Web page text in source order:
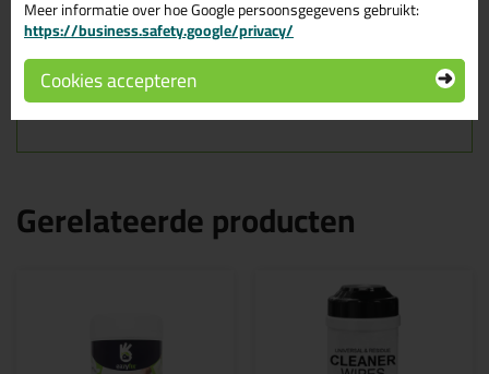
Tips & tricks voor EAZYFIX
Reinigingsdoekjes | 2 stuks
In de volgende blogs wordt dit product gebruikt:
Houtrot repareren? Makkelijk en snel in 4 stappen!
Gerelateerde producten
Meer informatie over hoe Google persoonsgegevens gebruikt:
https://business.safety.google/privacy/
Cookies accepteren